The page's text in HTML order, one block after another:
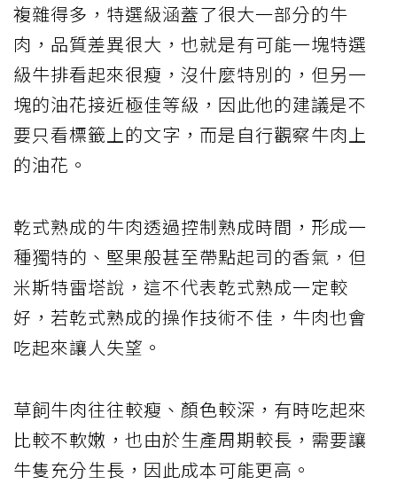
複雜得多，特選級涵蓋了很大一部分的牛
肉，品質差異很大，也就是有可能一塊特選
級牛排看起來很瘦，沒什麼特別的，但另一
塊的油花接近極佳等級，因此他的建議是不
要只看標籤上的文字，而是自行觀察牛肉上
的油花。
乾式熟成的牛肉透過控制熟成時間，形成一
種獨特的、堅果般甚至帶點起司的香氣，但
米斯特雷塔說，這不代表乾式熟成一定較
好，若乾式熟成的操作技術不佳，牛肉也會
吃起來讓人失望。
草飼牛肉往往較瘦、顏色較深，有時吃起來
比較不軟嫩，也由於生產周期較長，需要讓
牛隻充分生長，因此成本可能更高。